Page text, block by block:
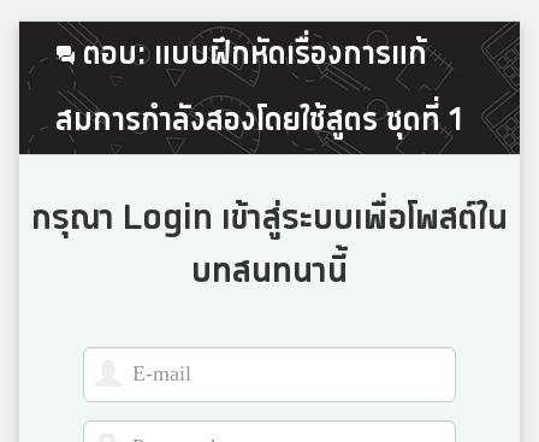
LukTarn
ราชวินิตบางเขน
Thanakrit Lopsoonthorn
ปาล์ม
Nichan Wannakarn
สาธิตมหาวิทยาลัยราชภัฏบ้านสมเด็จเจ้าพระยา
ตอบ: แบบฝึกหัดเรื่องการแก้
สมการกำลังสองโดยใช้สูตร ชุดที่ 1
กรุณา Login เข้าสู่ระบบเพื่อโพสต์ใน
บทสนทนานี้